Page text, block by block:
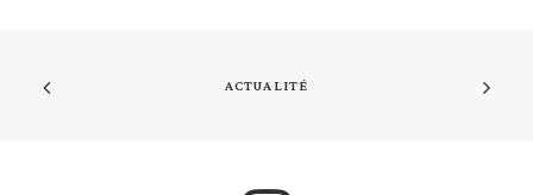
ACTUALITÉ